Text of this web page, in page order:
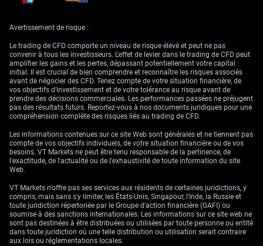
comme l’immobilier coté (REITs) et les valeurs technologiques de
trade ».
Sur le marché des changes, une Réserve fédérale plus prudente devrait
soutenir le dollar. L’indice Dollar (DXY) gagne déjà 0,4 % aujourd’hui et
nous voyons un potentiel de re-test de ses plus hauts annuels. Nous
examinons des stratégies optionnelles tirant parti d’un dollar en hausse
face à des devises dont les banques centrales signalent des baisses de
taux, comme l’euro.
Avertissement de risque :
Le trading de CFD comporte un niveau de risque élevé et peut ne pas
convenir à tous les investisseurs. L'effet de levier dans le trading de CFD peut
amplifier les gains et les pertes, dépassant potentiellement votre capital
initial. Il est crucial de bien comprendre et reconnaître les risques associés
avant de négocier des CFD. Tenez compte de votre situation financière, de
vos objectifs d’investissement et de votre tolérance au risque avant de
prendre des décisions commerciales. Les performances passées ne préjugent
pas des résultats futurs. Reportez-vous à nos documents juridiques pour une
compréhension complète des risques liés au trading de CFD.
Les informations contenues sur ce site Web sont générales et ne tiennent pas
compte de vos objectifs individuels, de votre situation financière ou de vos
besoins. VT Markets ne peut être tenu responsable de la pertinence, de
l'exactitude, de l'actualité ou de l'exhaustivité de toute information du site
Web.
VT Markets n'offre pas ses services aux résidents de certaines juridictions, y
compris, mais sans s'y limiter, les États-Unis, Singapour, l'Inde, la Russie et
toute juridiction répertoriée par le Groupe d'action financière (GAFI) ou
soumise à des sanctions internationales. Les informations sur ce site web ne
sont pas destinées à être distribuées ou utilisées par toute personne ou entité
dans toute juridiction où une telle distribution ou utilisation serait contraire
aux lois ou réglementations locales.